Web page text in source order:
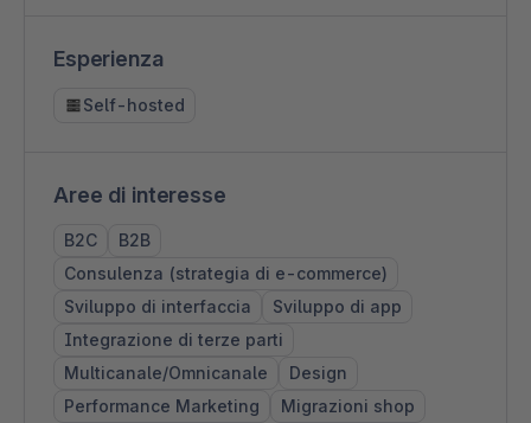
Esperienza
Self-hosted
Aree di interesse
B2C
B2B
Consulenza (strategia di e-commerce)
Sviluppo di interfaccia
Sviluppo di app
Integrazione di terze parti
Multicanale/Omnicanale
Design
Performance Marketing
Migrazioni shop